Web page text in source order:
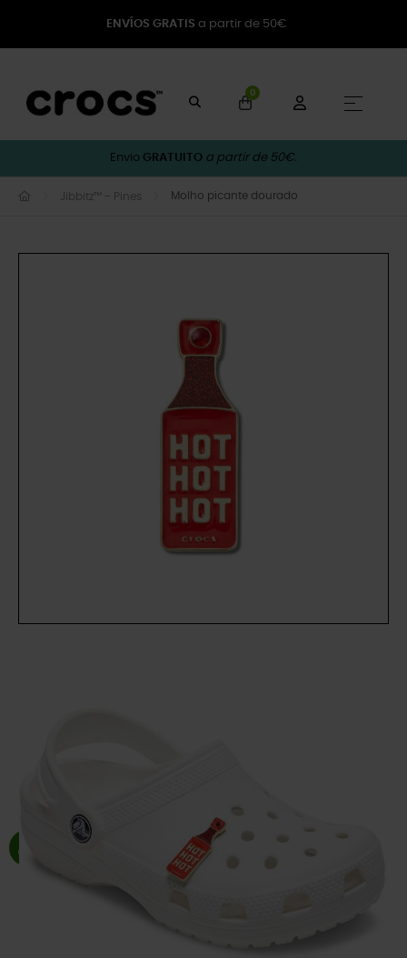
ENVÍOS GRATIS a partir de 50€
0
☰
Envio GRATUITO a partir de 50€.
Jibbitz™ - Pines Molho picante dourado